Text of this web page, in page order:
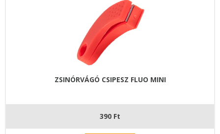
ZSINÓRVÁGÓ CSIPESZ FLUO MINI
390 Ft